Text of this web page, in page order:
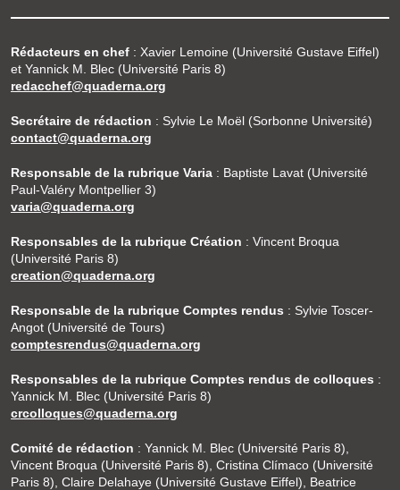
Rédacteurs en chef : Xavier Lemoine (Université Gustave Eiffel)
et Yannick M. Blec (Université Paris 8)
redacchef@quaderna.org
Secrétaire de rédaction : Sylvie Le Moël (Sorbonne Université)
contact@quaderna.org
Responsable de la rubrique Varia : Baptiste Lavat (Université
Paul-Valéry Montpellier 3)
varia@quaderna.org
Responsables de la rubrique Création : Vincent Broqua
(Université Paris 8)
creation@quaderna.org
Responsable de la rubrique Comptes rendus : Sylvie Toscer-
Angot (Université de Tours)
comptesrendus@quaderna.org
Responsables de la rubrique Comptes rendus de colloques :
Yannick M. Blec (Université Paris 8)
crcolloques@quaderna.org
Comité de rédaction : Yannick M. Blec (Université Paris 8),
Vincent Broqua (Université Paris 8), Cristina Clímaco (Université
Paris 8), Claire Delahaye (Université Gustave Eiffel), Beatrice